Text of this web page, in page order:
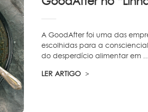
A GoodAfter foi uma das
escolhidas para a
do desperdício alimentar em ...
LER ARTIGO